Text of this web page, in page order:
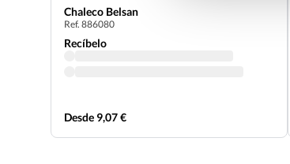
Chaleco Belsan
Ref. 886080
Recíbelo
Desde 9,07 €